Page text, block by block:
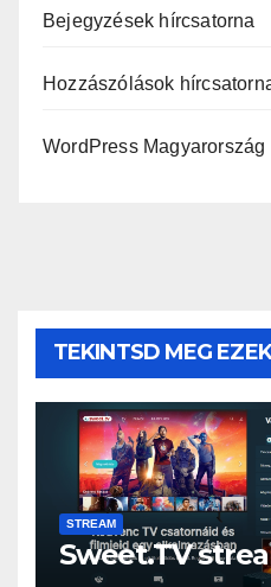
Bejegyzések hírcsatorna
Hozzászólások
WordPress Magyarország
TEKINTSD MEG
STREAM
Sweet.TV